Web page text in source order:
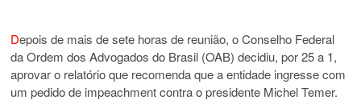
Depois de mais de sete horas de reunião, o Conselho Federal
da Ordem dos Advogados do Brasil (OAB) decidiu, por 25 a 1,
aprovar o relatório que recomenda que a entidade ingresse com
um pedido de impeachment contra o presidente Michel Temer.